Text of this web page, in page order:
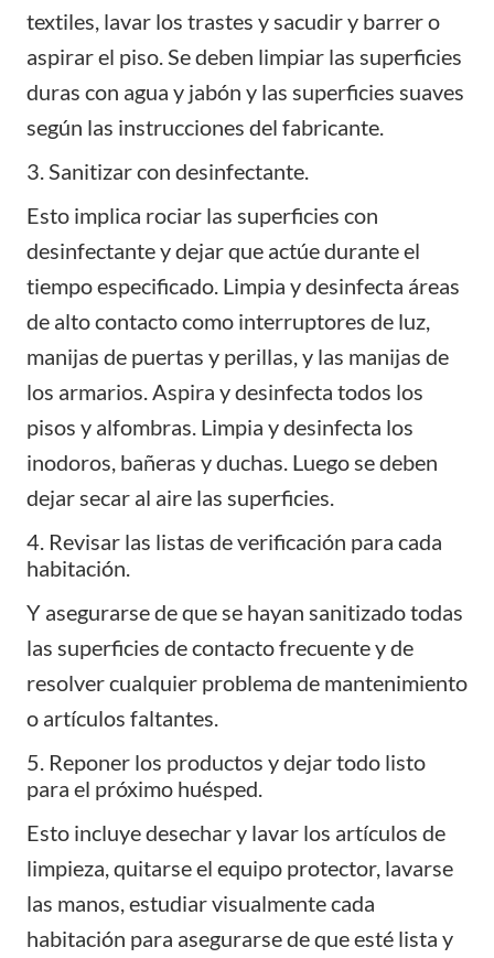
textiles, lavar los trastes y sacudir y barrer o
aspirar el piso. Se deben limpiar las superficies
duras con agua y jabón y las superficies suaves
según las instrucciones del fabricante.
3. Sanitizar con desinfectante.
Esto implica rociar las superficies con
desinfectante y dejar que actúe durante el
tiempo especificado. Limpia y desinfecta áreas
de alto contacto como interruptores de luz,
manijas de puertas y perillas, y las manijas de
los armarios. Aspira y desinfecta todos los
pisos y alfombras. Limpia y desinfecta los
inodoros, bañeras y duchas. Luego se deben
dejar secar al aire las superficies.
4. Revisar las listas de verificación para cada
habitación.
Y asegurarse de que se hayan sanitizado todas
las superficies de contacto frecuente y de
resolver cualquier problema de mantenimiento
o artículos faltantes.
5. Reponer los productos y dejar todo listo
para el próximo huésped.
Esto incluye desechar y lavar los artículos de
limpieza, quitarse el equipo protector, lavarse
las manos, estudiar visualmente cada
habitación para asegurarse de que esté lista y